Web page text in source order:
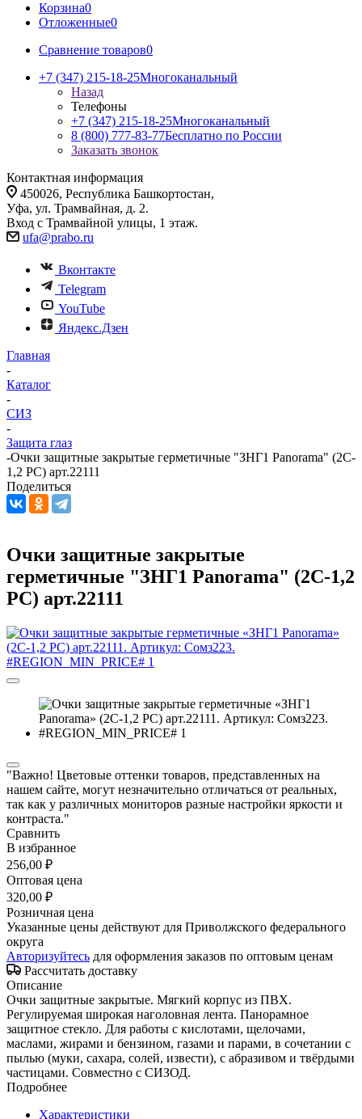
Корзина0
Отложенные0
Сравнение товаров0
+7 (347) 215-18-25Многоканальный
Назад
Телефоны
+7 (347) 215-18-25Многоканальный
8 (800) 777-83-77Бесплатно по России
Заказать звонок
Контактная информация
450026, Республика Башкортостан,
Уфа, ул. Трамвайная, д. 2.
Вход с Трамвайной улицы, 1 этаж.
ufa@prabo.ru
Вконтакте
Telegram
YouTube
Яндекс.Дзен
Главная
-
Каталог
-
СИЗ
-
Защита глаз
-Очки защитные закрытые герметичные "ЗНГ1 Panorama" (2C-
1,2 PC) арт.22111
Поделиться
Очки защитные закрытые
герметичные "ЗНГ1 Panorama" (2C-1,2
PC) арт.22111
"Важно! Цветовые оттенки товаров, представленных на
нашем сайте, могут незначительно отличаться от реальных,
так как у различных мониторов разные настройки яркости и
контраста."
Сравнить
В избранное
256,00 ₽
Оптовая цена
320,00 ₽
Розничная цена
Указанные цены действуют для Приволжского федерального
округа
Авторизуйтесь для оформления заказов по оптовым ценам
Рассчитать доставку
Описание
Очки защитные закрытые. Мягкий корпус из ПВХ.
Регулируемая широкая наголовная лента. Панорамное
защитное стекло. Для работы с кислотами, щелочами,
маслами, жирами и бензином, газами и парами, в сочетании с
пылью (муки, сахара, солей, извести), с абразивом и твёрдыми
частицами. Совместно с СИЗОД.
Подробнее
Характеристики